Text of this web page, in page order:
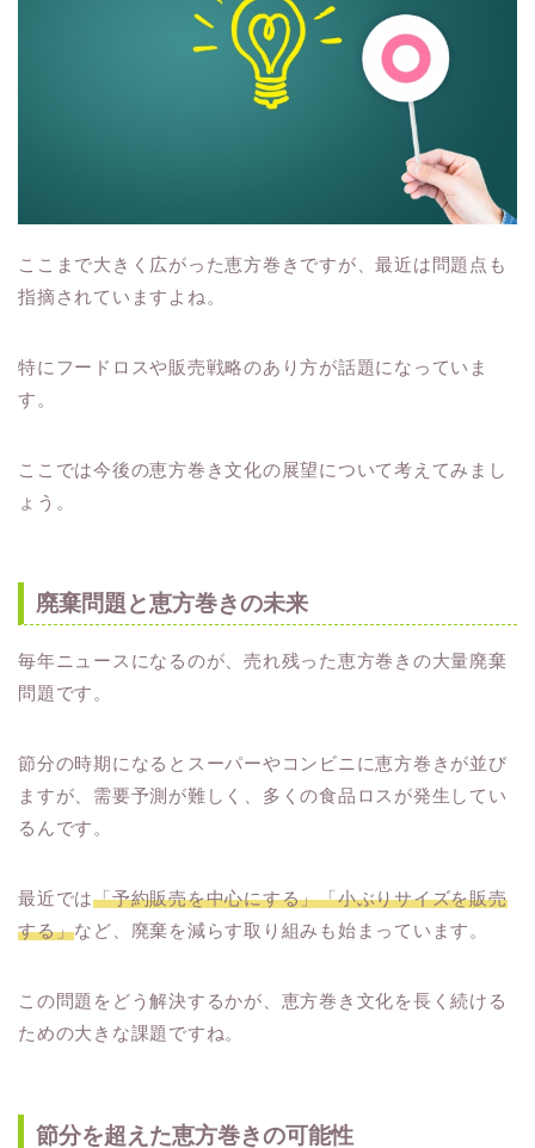
ここまで大きく広がった恵方巻きですが、最近は問題点も
指摘されていますよね。
特にフードロスや販売戦略のあり方が話題になっていま
す。
ここでは今後の恵方巻き文化の展望について考えてみまし
ょう。
廃棄問題と恵方巻きの未来
毎年ニュースになるのが、売れ残った恵方巻きの大量廃棄
問題です。
節分の時期になるとスーパーやコンビニに恵方巻きが並び
ますが、需要予測が難しく、多くの食品ロスが発生してい
るんです。
最近では「予約販売を中心にする」「小ぶりサイズを販売
する」など、廃棄を減らす取り組みも始まっています。
この問題をどう解決するかが、恵方巻き文化を長く続ける
ための大きな課題ですね。
節分を超えた恵方巻きの可能性